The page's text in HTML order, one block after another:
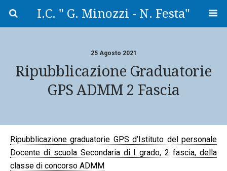
I.C. " G. Minozzi - N. Festa"
25 Agosto 2021
Ripubblicazione Graduatorie
GPS ADMM 2 Fascia
Ripubblicazione graduatorie GPS d’Istituto del personale
Docente di scuola Secondaria di I grado, 2 fascia, della
classe di concorso ADMM